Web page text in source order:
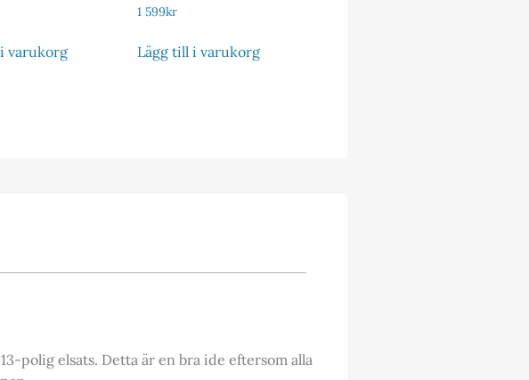
varukorg
1 599kr
Lägg till i varukorg
polig elsats. Detta är en bra ide eftersom alla